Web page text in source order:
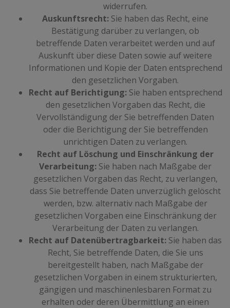
widerrufen.
Auskunftsrecht: Sie haben das Recht, eine
Bestätigung darüber zu verlangen, ob
betreffende Daten verarbeitet werden und auf
Auskunft über diese Daten sowie auf weitere
Informationen und Kopie der Daten entsprechend
den gesetzlichen Vorgaben.
Recht auf Berichtigung:Sie haben entsprechend
den gesetzlichen Vorgaben das Recht, die
Vervollständigung der Sie betreffenden Daten
oder die Berichtigung der Sie betreffenden
unrichtigen Daten zu verlangen.
Recht auf Löschung und Einschränkung der
Verarbeitung: Sie haben nach Maßgabe der
gesetzlichen Vorgaben das Recht, zu verlangen,
dass Sie betreffende Daten unverzüglich gelöscht
werden, bzw. alternativ nach Maßgabe der
gesetzlichen Vorgaben eine Einschränkung der
Verarbeitung der Daten zu verlangen.
Recht auf Datenübertragbarkeit: Sie haben das
Recht, Sie betreffende Daten, die Sie uns
bereitgestellt haben, nach Maßgabe der
gesetzlichen Vorgaben in einem strukturierten,
gängigen und maschinenlesbaren Format zu
erhalten oder deren Übermittlung an einen